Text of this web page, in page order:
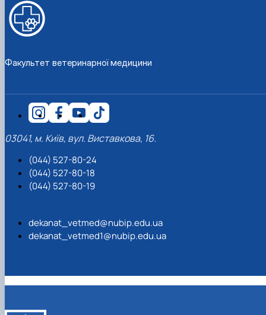
Факультет ветеринарної медицини
03041, м. Київ, вул. Виставкова, 16.
(044) 527-80-24
(044) 527-80-18
(044) 527-80-19
dekanat_vetmed@nubip.edu.ua
dekanat_vetmed1@nubip.edu.ua